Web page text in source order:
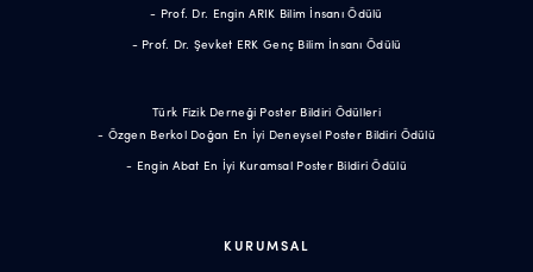
- Prof. Dr. Engin ARIK Bilim İnsanı Ödülü
- Prof. Dr. Şevket ERK Genç Bilim İnsanı Ödülü
Türk Fizik Derneği Poster Bildiri Ödülleri
- Özgen Berkol Doğan En İyi Deneysel Poster Bildiri Ödülü
- Engin Abat En İyi Kuramsal Poster Bildiri Ödülü
KURUMSAL